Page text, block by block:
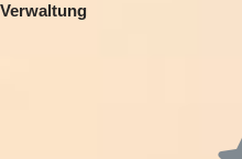
Verwaltung